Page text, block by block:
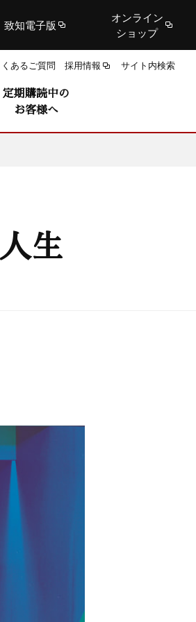
致知電子版
オンライン
ショップ
あるご質問 採用情報 サイト内検索
定期購読中の
お客様へ
生